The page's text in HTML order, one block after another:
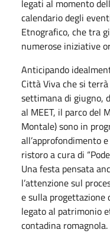
legati al momento
calendario degli
Etnografico, che tra
numerose iniziative
Anticipando
Città Viva che si
settimana di giugno,
al MEET, il parco del
Montale) sono in
all’approfondimento
ristoro a cura di
Una festa pensata
l’attenzione sul
e sulla progettazione
legato al patrimonio
contadina romagnola.